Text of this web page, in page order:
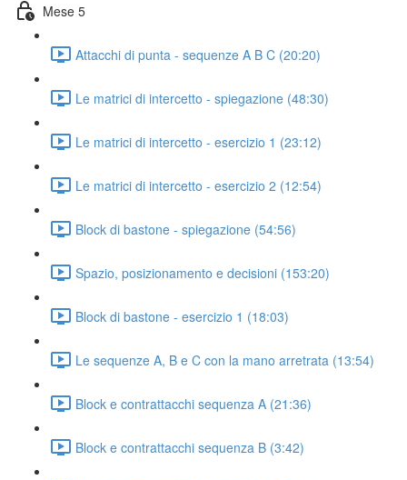
Mese 5
Attacchi di punta - sequenze A B C (20:20)
Le matrici di intercetto - spiegazione (48:30)
Le matrici di intercetto - esercizio 1 (23:12)
Le matrici di intercetto - esercizio 2 (12:54)
Block di bastone - spiegazione (54:56)
Spazio, posizionamento e decisioni (153:20)
Block di bastone - esercizio 1 (18:03)
Le sequenze A, B e C con la mano arretrata (13:54)
Block e contrattacchi sequenza A (21:36)
Block e contrattacchi sequenza B (3:42)